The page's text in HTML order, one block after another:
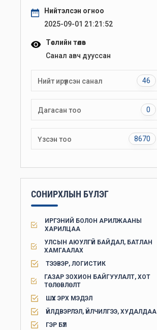
Нийтэлсэн огноо
2025-09-01 21:21:52
Төслийн төлөв
Санал авч дууссан
Нийт ирүүлсэн санал 46
Дагасан тоо 0
Үзсэн тоо 8670
СОНИРХЛЫН БҮЛЭГ
ИРГЭНИЙ БОЛОН АРИЛЖААНЫ
ХАРИЛЦАА
УЛСЫН АЮУЛГҮЙ БАЙДАЛ, БАТЛАН
ХАМГААЛАХ
ТЭЭВЭР, ЛОГИСТИК
ГАЗАР ЗОХИОН БАЙГУУЛАЛТ, ХОТ
ТӨЛӨВЛӨЛТ
ШҮҮХ ЭРХ МЭДЭЛ
ҮЙЛДВЭРЛЭЛ, ҮЙЛЧИЛГЭЭ, ХУДАЛДАА
ГЭР БҮЛ